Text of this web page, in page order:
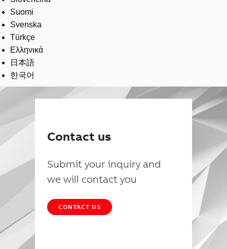
Suomi
Svenska
Türkçe
Ελληνικά
日本語
한국어
Contact us
Submit your inquiry and
we will contact you
CONTACT US